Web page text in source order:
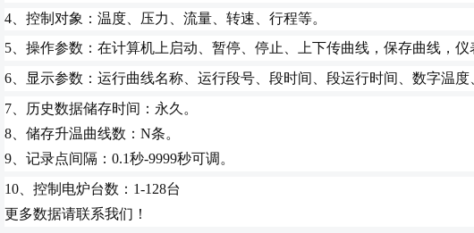
4、控制对象：温度、压力、流量、转速、行程等。
5、操作参数：在计算机上启动、暂停、停止、上下传曲线，保存曲线， 仪
6、显示参数： 运行曲线名称、运行段号、段时间、段运行时间、数字温度
7、历史数据储存时间：永久。
8、储存升温曲线数：N条。
9、记录点间隔：0.1秒-9999秒可调。
10、控制电炉台数：1-128台
更多数据请联系我们！